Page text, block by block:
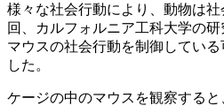
様々な社会行動により、動物は
回、カルフォルニア工科大学の
マウスの社会行動を制御してい
した。
ケージの中のマウスを観察する